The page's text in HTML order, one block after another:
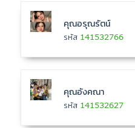
คุณอรุณรัตน์
รหัส 141532766
คุณอังคณา
รหัส 141532627